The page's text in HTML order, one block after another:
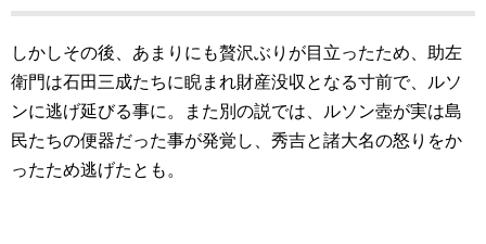
しかしその後、あまりにも贅沢ぶりが目立ったため、助左
衛門は石田三成たちに睨まれ財産没収となる寸前で、ルソ
ンに逃げ延びる事に。また別の説では、ルソン壺が実は島
民たちの便器だった事が発覚し、秀吉と諸大名の怒りをか
ったため逃げたとも。